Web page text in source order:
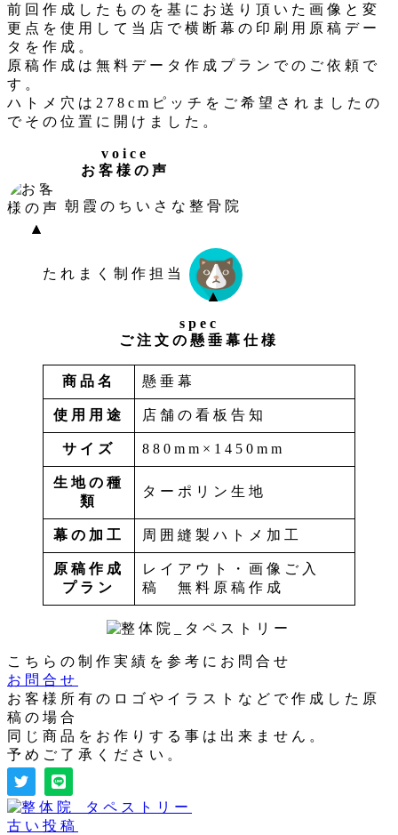
前回作成したものを基にお送り頂いた画像と変
更点を使用して当店で横断幕の印刷用原稿デー
タを作成。
原稿作成は無料データ作成プランでのご依頼で
す。
ハトメ穴は278cmピッチをご希望されましたの
でその位置に開けました。
voice
お客様の声
朝霞のちいさな整骨院
たれまく制作担当
spec
ご注文の懸垂幕仕様
商品名 懸垂幕
使用用途 店舗の看板告知
サイズ 880mm×1450mm
生地の種
類
ターポリン生地
幕の加工 周囲縫製ハトメ加工
原稿作成
プラン
レイアウト・画像ご入
稿 無料原稿作成
こちらの制作実績を参考にお問合せ
お問合せ
お客様所有のロゴやイラストなどで作成した原
稿の場合
同じ商品をお作りする事は出来ません。
予めご了承ください。
古い投稿